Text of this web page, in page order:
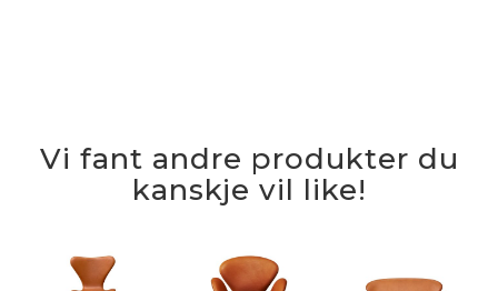
Vi fant andre produkter du
kanskje vil like!